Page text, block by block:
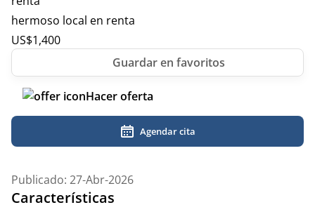
hermoso local en renta
US$1,400
Hacer oferta
Agendar cita
Publicado: 27-Abr-2026
Características